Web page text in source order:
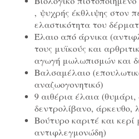
, ψυχρής έκθλιψης στον
ελαστικότητα του
Έλαιο από άρνικα
τους μυϊκούς και
αγωγή μωλωπισμών και
Βαλσαμέλαιο
αναζωογονητικό)
9 αιθέρια έλαια
δεντρολίβανο, άρκευθο,
Βούτυρο καριτέ και
αντιφλεγμονώδη)